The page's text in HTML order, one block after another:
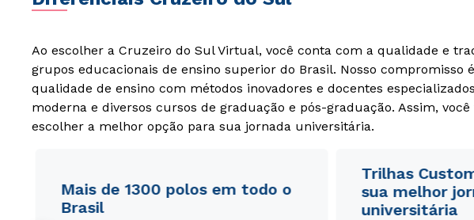
Ao escolher a Cruzeiro do Sul Virtual, você conta com a qualidade e
grupos educacionais de ensino superior do Brasil. Nosso compromisso
qualidade de ensino com métodos inovadores e docentes
moderna e diversos cursos de graduação e pós-graduação. Assim,
escolher a melhor opção para sua jornada universitária.
Mais de 1300 polos em todo o
Brasil
Trilhas
sua melhor
universitária